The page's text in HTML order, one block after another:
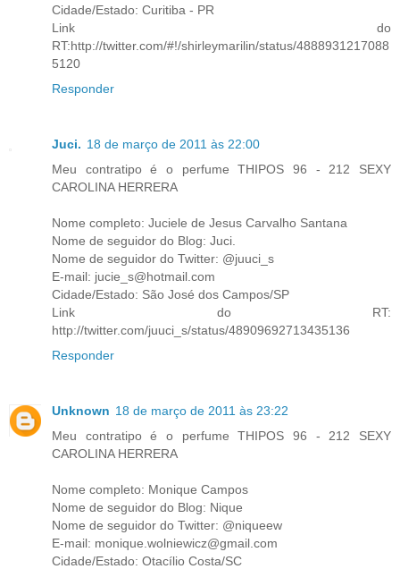
Cidade/Estado: Curitiba - PR
Link do
RT:http://twitter.com/#!/shirleymarilin/status/4888931217088
5120
Responder
Juci. 18 de março de 2011 às 22:00
Meu contratipo é o perfume THIPOS 96 - 212 SEXY
CAROLINA HERRERA
Nome completo: Juciele de Jesus Carvalho Santana
Nome de seguidor do Blog: Juci.
Nome de seguidor do Twitter: @juuci_s
E-mail: jucie_s@hotmail.com
Cidade/Estado: São José dos Campos/SP
Link do RT:
http://twitter.com/juuci_s/status/48909692713435136
Responder
Unknown 18 de março de 2011 às 23:22
Meu contratipo é o perfume THIPOS 96 - 212 SEXY
CAROLINA HERRERA
Nome completo: Monique Campos
Nome de seguidor do Blog: Nique
Nome de seguidor do Twitter: @niqueew
E-mail: monique.wolniewicz@gmail.com
Cidade/Estado: Otacílio Costa/SC